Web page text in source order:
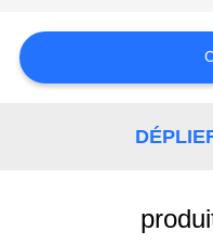
DEMANDEZ